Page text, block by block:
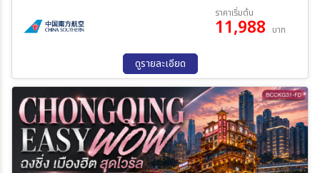
12 ก.ย. 69 - 16 ก.ย. 69
19 ก.ย. 69 - 23 ก.ย. 69
14 ต.ค. 69 - 18 ต.ค. 69
ราคาเริ่มต้น
11,988 บาท
ดูรายละเอียด